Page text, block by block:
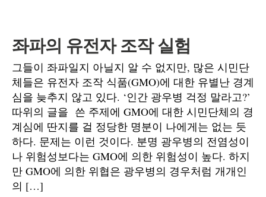
좌파의 유전자 조작 실험
그들이 좌파일지 아닐지 알 수 없지만, 많은 시민단
체들은 유전자 조작 식품(GMO)에 대한 유별난 경계
심을 늦추지 않고 있다. ‘인간 광우병 걱정 말라고?’
따위의 글을 쓴 주제에 GMO에 대한 시민단체의 경
계심에 딴지를 걸 정당한 명분이 나에게는 없는 듯
하다. 문제는 이런 것이다. 분명 광우병의 전염성이
나 위험성보다는 GMO에 의한 위험성이 높다. 하지
만 GMO에 의한 위협은 광우병의 경우처럼 개개인
의 […]